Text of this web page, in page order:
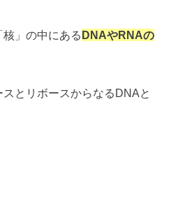
」の中にあるDNAやRNAの
とリボースからなるDNAと